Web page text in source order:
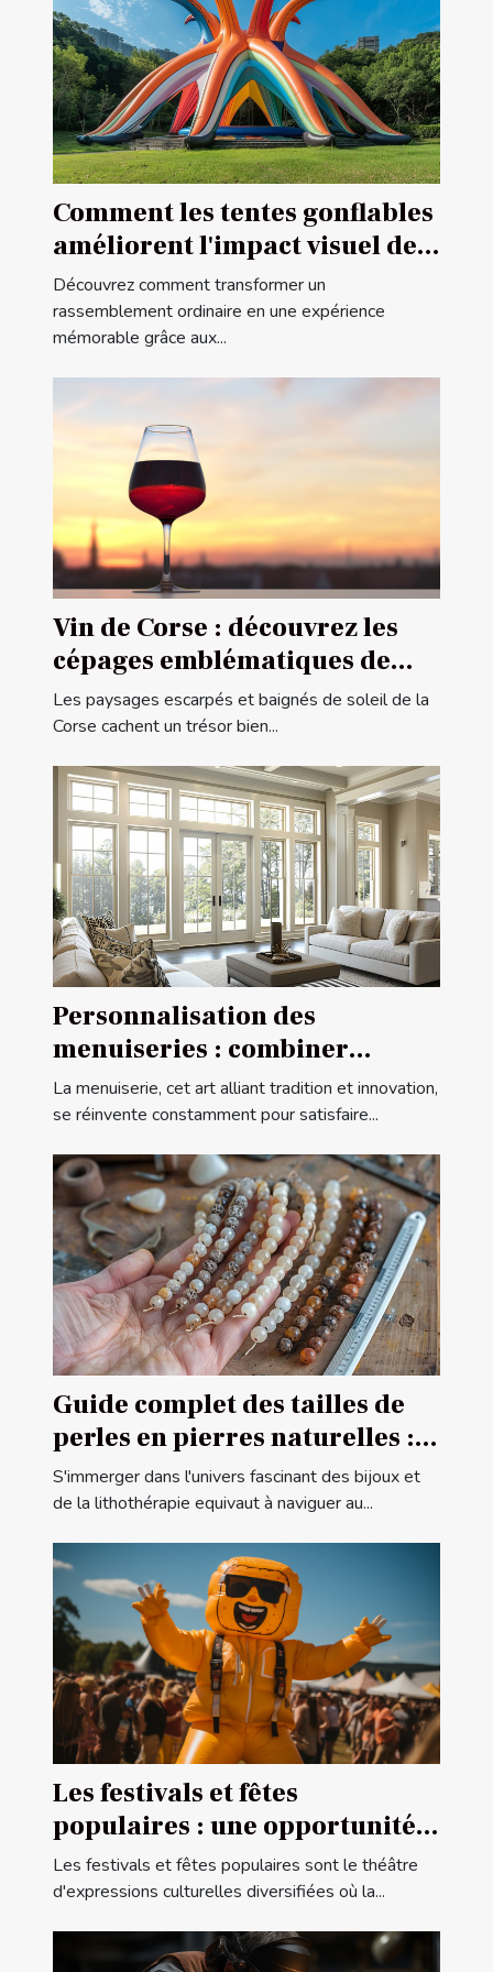
Comment les tentes gonflables
améliorent l'impact visuel des
événements
Découvrez comment transformer un
rassemblement ordinaire en une expérience
mémorable grâce aux...
Vin de Corse : découvrez les
cépages emblématiques de
l'île de beauté
Les paysages escarpés et baignés de soleil de la
Corse cachent un trésor bien...
Personnalisation des
menuiseries : combiner
esthétique et fonctionnalité
La menuiserie, cet art alliant tradition et innovation,
se réinvente constamment pour satisfaire...
Guide complet des tailles de
perles en pierres naturelles :
comment choisir la bonne
taille pour vos projets de
bijouterie et de lithothérapie
S'immerger dans l'univers fascinant des bijoux et
de la lithothérapie equivaut à naviguer au...
Les festivals et fêtes
populaires : une opportunité
pour la publicité gonflable
Les festivals et fêtes populaires sont le théâtre
d'expressions culturelles diversifiées où la...